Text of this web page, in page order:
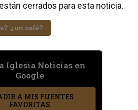
cerrados para esta noticia.
¿un café?
Iglesia Noticias en
Google
A MIS FUENTES
FAVORITAS